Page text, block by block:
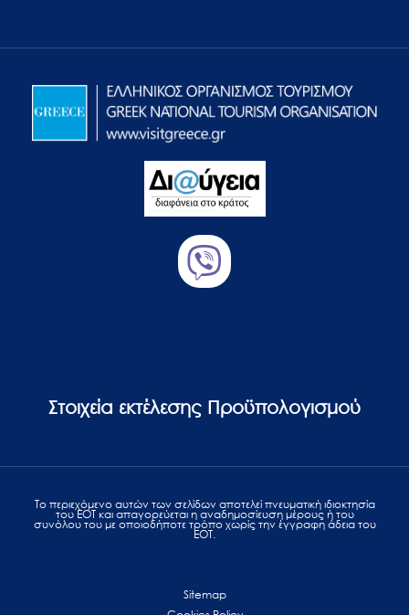
Στοιχεία εκτέλεσης Προϋπολογισμού
Το περιεχόμενο αυτών των σελίδων αποτελεί πvευματική ιδιοκτησία
του ΕΟΤ και απαγορεύεται η αναδημοσίευση μέρους ή του
συνόλου του με οποιοδήποτε τρόπο χωρίς την έγγραφη άδεια του
ΕΟΤ.
Sitemap